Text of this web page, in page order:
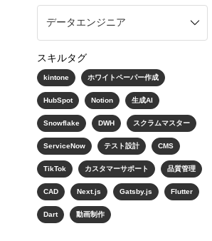
スキルタグ
kintone ホワイトペーパー作成
HubSpot Notion 生成AI
Snowflake DWH スクラムマスター
ServiceNow テスト設計 CMS
TikTok カスタマーサポート 品質管理
CAD Next.js Gatsby.js Flutter
Dart 動画制作